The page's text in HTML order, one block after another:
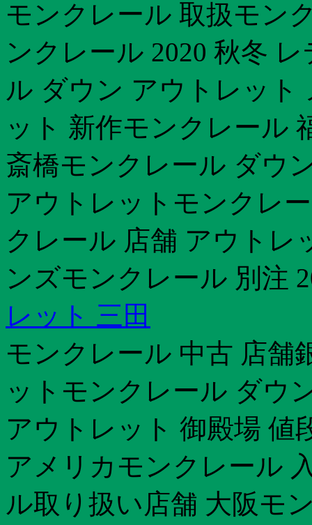
モンクレール 取扱モン
ンクレール 2020 秋冬
ル ダウン アウトレット
ット 新作モンクレール
斎橋モンクレール ダウ
アウトレットモンクレ
クレール 店舗 アウトレ
ンズモンクレール 別注
レット 三田
モンクレール 中古 店舗
ットモンクレール ダウ
アウトレット 御殿場 値
アメリカモンクレール
ル取り扱い店舗 大阪モ